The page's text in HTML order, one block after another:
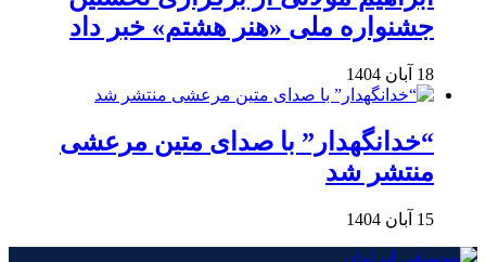
جشنواره ملی «هنر هشتم» خبر داد
18 آبان 1404
“خدانگهدار” با صدای متین مرعشی
منتشر شد
15 آبان 1404